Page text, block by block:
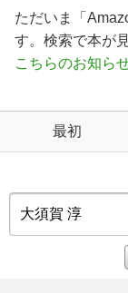
ただいま「
す。検索で本が
こちらのお知ら
最初